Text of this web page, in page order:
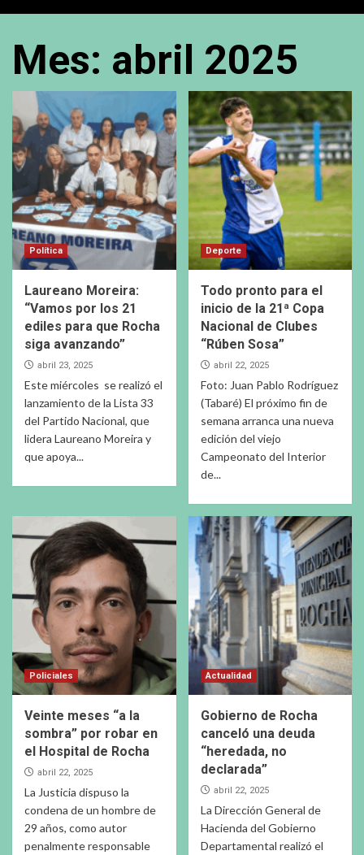
Mes: abril 2025
Política
Laureano Moreira:
“Vamos por los 21
ediles para que Rocha
siga avanzando”
abril 23, 2025
Este miércoles se realizó el
lanzamiento de la Lista 33
del Partido Nacional, que
lidera Laureano Moreira y
que apoya...
Deporte
Todo pronto para el
inicio de la 21ª Copa
Nacional de Clubes
“Rúben Sosa”
abril 22, 2025
Foto: Juan Pablo Rodríguez
(Tabaré) El próximo fin de
semana arranca una nueva
edición del viejo
Campeonato del Interior
de...
Policiales
Veinte meses “a la
sombra” por robar en
el Hospital de Rocha
abril 22, 2025
La Justicia dispuso la
condena de un hombre de
29 años, como autor
penalmente responsable
Actualidad
Gobierno de Rocha
canceló una deuda
“heredada, no
declarada”
abril 22, 2025
La Dirección General de
Hacienda del Gobierno
Departamental realizó el